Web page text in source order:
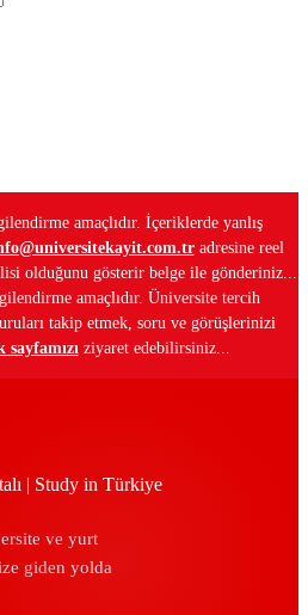
amaçlıdır. İçeriklerde yanlış
adresine reel
olduğunu gösterir belge ile gönderiniz...
amaçlıdır. Üniversite tercih
takip etmek, soru ve görüşlerinizi
sayfamızı ziyaret edebilirsiniz...
ve yurt
giden yolda